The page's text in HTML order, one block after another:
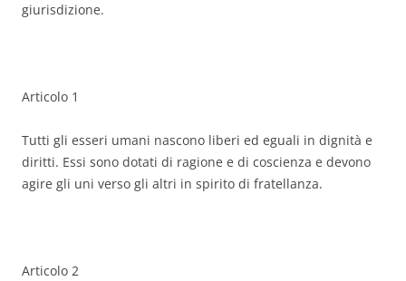
giurisdizione.
Articolo 1
Tutti gli esseri umani nascono liberi ed eguali in dignità e
diritti. Essi sono dotati di ragione e di coscienza e devono
agire gli uni verso gli altri in spirito di fratellanza.
Articolo 2